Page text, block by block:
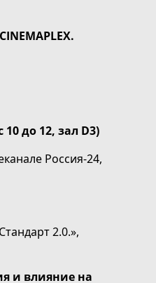
CINEMAPLEX.
до 12, зал D3)
Россия-24,
2.0.»,
и влияние на